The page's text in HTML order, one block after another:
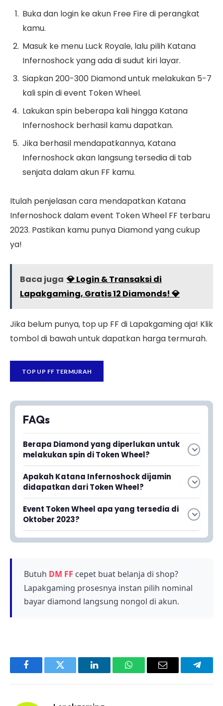
Buka dan login ke akun Free Fire di perangkat
kamu.
Masuk ke menu Luck Royale, lalu pilih Katana
Infernoshock yang ada di sudut kiri layar.
Siapkan 200-300 Diamond untuk melakukan 5-7
kali spin di event Token Wheel.
Lakukan spin beberapa kali hingga Katana
Infernoshock berhasil kamu dapatkan.
Jika berhasil mendapatkannya, Katana
Infernoshock akan langsung tersedia di tab
senjata dalam akun FF kamu.
Itulah penjelasan cara mendapatkan Katana
Infernoshock dalam event Token Wheel FF terbaru
2023. Pastikan kamu punya Diamond yang cukup
ya!
Baca juga 💎 Login & Transaksi di
Lapakgaming, Gratis 12 Diamonds! 💎
Jika belum punya, top up FF di Lapakgaming aja! Klik
tombol di bawah untuk dapatkan harga termurah.
TOP UP FF TERMURAH
FAQs
Berapa Diamond yang diperlukan untuk
melakukan spin di Token Wheel?
Jumlah Diamond yang diperlukan tidak
ditentukan secara spesifik dalam artikel, namun
Token Wheel memerlukan sejumlah Diamond
untuk setiap spin yang ingin dilakukan.
Apakah Katana Infernoshock dijamin
didapatkan dari Token Wheel?
Tidak, Katana Infernoshock adalah hadiah
utama event tetapi bergantung pada
keberuntungan saat melakukan spin di Token
Wheel.
Event Token Wheel apa yang tersedia di
Oktober 2023?
Event Token Wheel terbaru yang dirilis Garena
utamanya.
Butuh DM FF cepet buat belanja di shop?
Lapakgaming prosesnya instan pilih nominal
bayar diamond langsung nongol di akun.
FacebookTwitter LinkedInWhatsAppEmail